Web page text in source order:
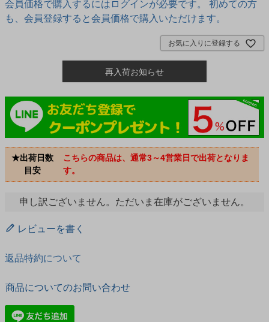
会員価格で購入するにはログインが必要です。 初めての方
も、会員登録すると会員価格で購入いただけます。
お気に入りに登録する
再入荷お知らせ
★出荷日数
目安
こちらの商品は、通常3～4営業日で出荷となりま
す。
申し訳ございません。ただいま在庫がございません。
レビューを書く
返品特約について
商品についてのお問い合わせ